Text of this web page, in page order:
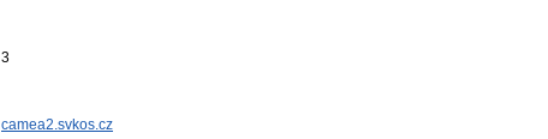
3
camea2.svkos.cz